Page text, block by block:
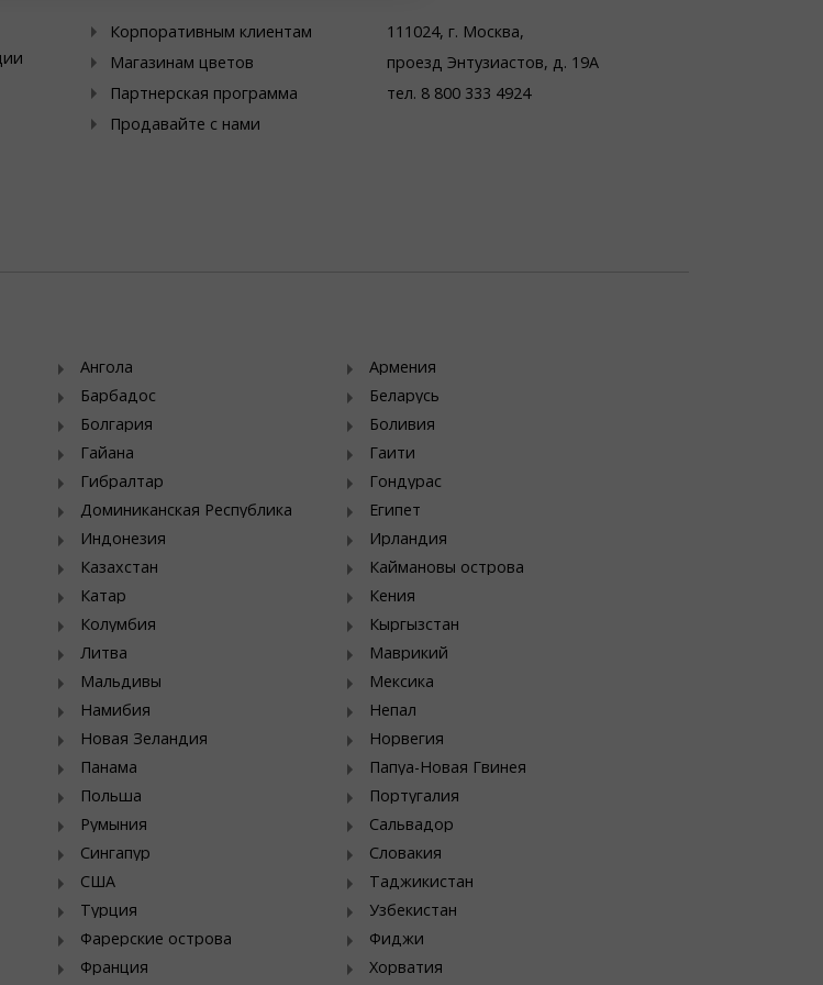
Корпоративным клиентам
Магазинам цветов
Партнерская программа
Продавайте с нами
111024, г. Москва,
проезд Энтузиастов, д. 19А
тел. 8 800 333 4924
Ангола
Армения
Барбадос
Беларусь
Болгария
Боливия
Гайана
Гаити
Гибралтар
Гондурас
Доминиканская Республика
Египет
Индонезия
Ирландия
Казахстан
Каймановы острова
Катар
Кения
Колумбия
Кыргызстан
Литва
Маврикий
Мальдивы
Мексика
Намибия
Непал
Новая Зеландия
Норвегия
Панама
Папуа-Новая Гвинея
Польша
Португалия
Румыния
Сальвадор
Сингапур
Словакия
США
Таджикистан
Турция
Узбекистан
Фарерские острова
Фиджи
Франция Хорватия